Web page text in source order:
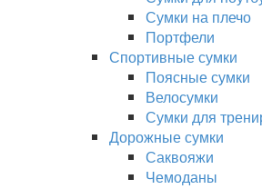
Сумки на плечо
Портфели
Спортивные сумки
Поясные сумки
Велосумки
Сумки для
Дорожные сумки
Саквояжи
Чемоданы